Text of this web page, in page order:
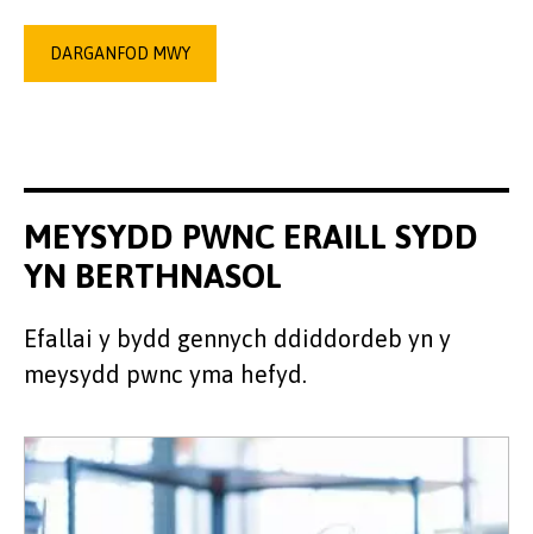
DARGANFOD MWY
MEYSYDD PWNC ERAILL SYDD
YN BERTHNASOL
Efallai y bydd gennych ddiddordeb yn y
meysydd pwnc yma hefyd.